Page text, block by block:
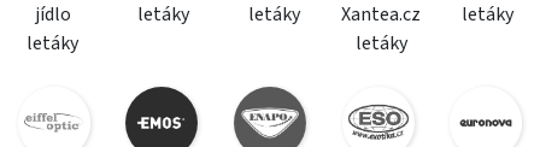
jídlo
letáky
letáky
letáky
Xantea.cz
letáky
letáky